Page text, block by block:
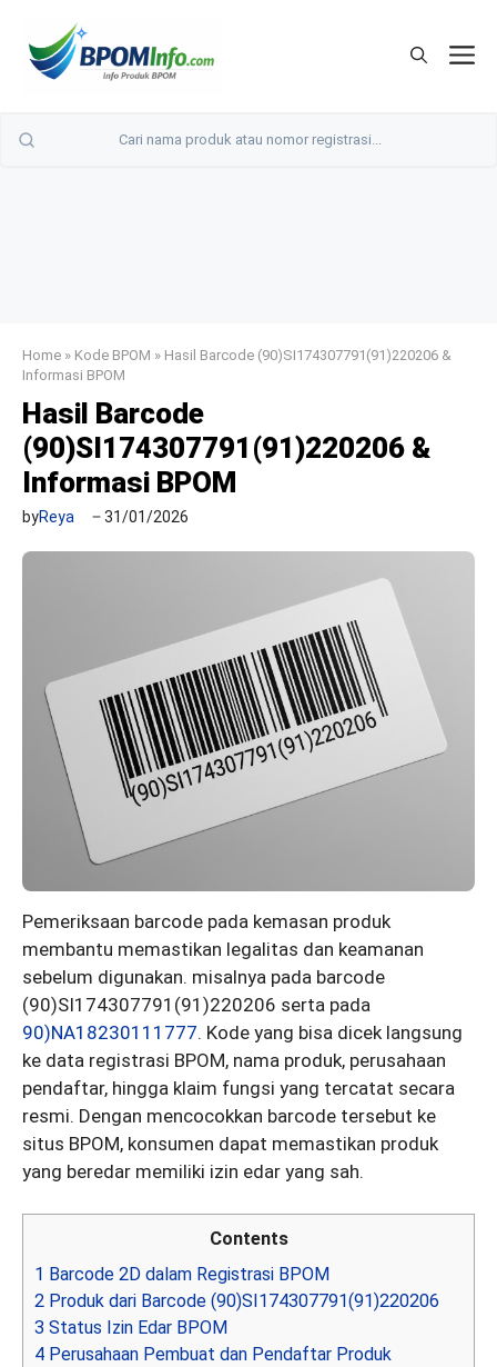
Home » Kode BPOM » Hasil Barcode (90)SI174307791(91)220206 &
Informasi BPOM
Hasil Barcode
(90)SI174307791(91)220206 &
Informasi BPOM
byReya 31/01/2026
Pemeriksaan barcode pada kemasan produk
membantu memastikan legalitas dan keamanan
sebelum digunakan. misalnya pada barcode
(90)SI174307791(91)220206 serta pada
90)NA18230111777. Kode yang bisa dicek langsung
ke data registrasi BPOM, nama produk, perusahaan
pendaftar, hingga klaim fungsi yang tercatat secara
resmi. Dengan mencocokkan barcode tersebut ke
situs BPOM, konsumen dapat memastikan produk
yang beredar memiliki izin edar yang sah.
Contents
1 Barcode 2D dalam Registrasi BPOM
2 Produk dari Barcode (90)SI174307791(91)220206
3 Status Izin Edar BPOM
4 Perusahaan Pembuat dan Pendaftar Produk